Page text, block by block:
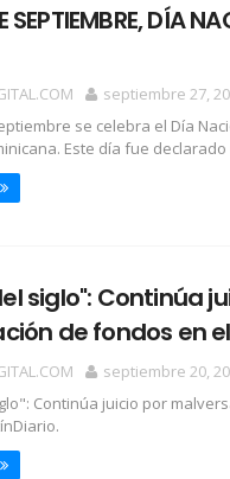
SEPTIEMBRE, DÍA
septiembre 27,
se celebra el Día
Este día fue
siglo": Continúa
de fondos en
septiembre 20,
Continúa juicio por